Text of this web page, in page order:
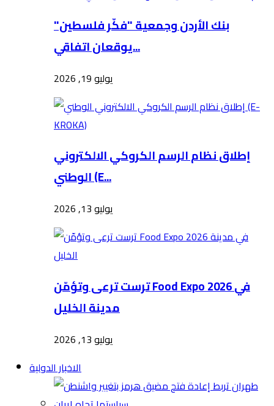
بنك الأردن وجمعية "فكّر فلسطين"
يوقعان اتفاقي...
يوليو 19, 2026
إطلاق نظام الرسم الكروكي الالكتروني
الوطني (E...
يوليو 13, 2026
ترست ترعى وتؤمّن Food Expo 2026 في
مدينة الخليل
يوليو 13, 2026
الاخبار الدولية